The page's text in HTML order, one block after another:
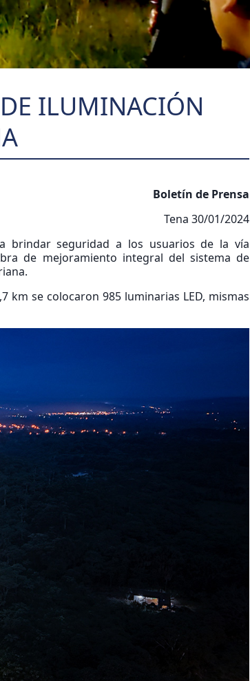
ILUMINACIÓN
Boletín de Prensa
Tena 30/01/2024
brindar seguridad a los usuarios de la vía
de mejoramiento integral del sistema de
km se colocaron 985 luminarias LED, mismas